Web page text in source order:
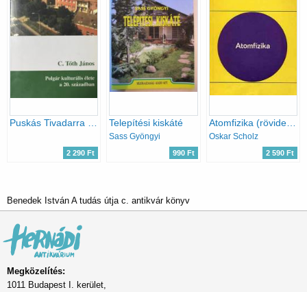
Puskás Tivadarra emlékezünk - Születésének 160. évfordulóján
2 290 Ft
Telepítési kiskáté
Sass Gyöngyi
990 Ft
Atomfizika (röviden és tömören)
Oskar Scholz
2 590 Ft
Benedek István A tudás útja c. antikvár könyv
Megközelítés:
1011 Budapest I. kerület,